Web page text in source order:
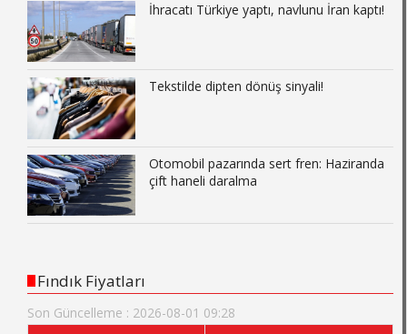
İhracatı Türkiye yaptı, navlunu İran kaptı!
Tekstilde dipten dönüş sinyali!
Otomobil pazarında sert fren: Haziranda
çift haneli daralma
Fındık Fiyatları
Son Güncelleme : 2026-08-01 09:28